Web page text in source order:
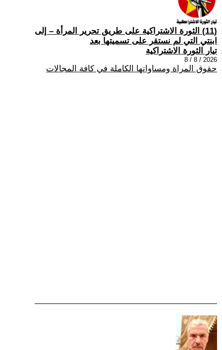
(11) الثورة الاشتراكية على طريق تحرير المرأة – إلى
ابنتي التي لم نستقر على تسميتها بعد
تيار الثورة الاشتراكية
2026 / 8 / 8
حقوق المراة ومساواتها الكاملة في كافة المجالات